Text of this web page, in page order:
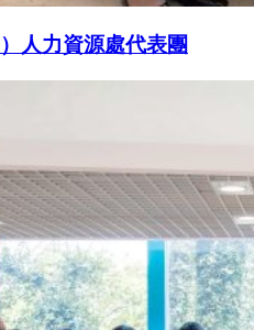
人力資源處代表團